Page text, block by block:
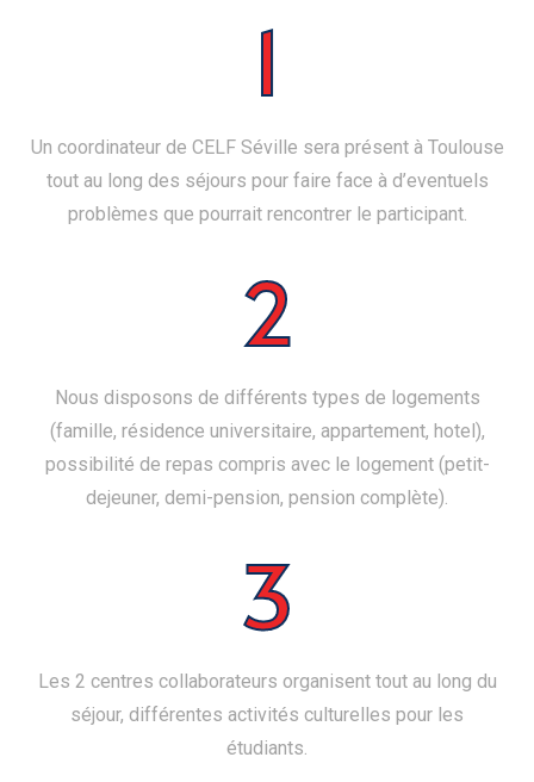
1
Un coordinateur de CELF Séville sera présent à Toulouse
tout au long des séjours pour faire face à d’eventuels
problèmes que pourrait rencontrer le participant.
2
Nous disposons de différents types de logements
(famille, résidence universitaire, appartement, hotel),
possibilité de repas compris avec le logement (petit-
dejeuner, demi-pension, pension complète).
3
Les 2 centres collaborateurs organisent tout au long du
séjour, différentes activités culturelles pour les
étudiants.